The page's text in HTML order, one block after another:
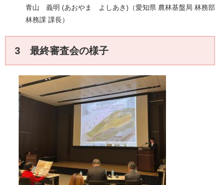
青山 義明 (あおやま よしあき)（愛知県 農林基盤局 林務部
林務課 課長）
3 最終審査会の様子